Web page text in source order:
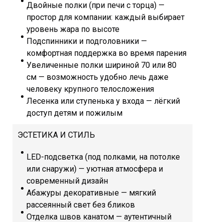
Двойные полки (при печи с торца) —
простор для компании: каждый выбирает
уровень жара по высоте
Подспинники и подголовники —
комфортная поддержка во время парения
Увеличенные полки шириной 70 или 80
см — возможность удобно лечь даже
человеку крупного телосложения
Лесенка или ступенька у входа — лёгкий
доступ детям и пожилым
ЭСТЕТИКА И СТИЛЬ
LED-подсветка (под полками, на потолке
или снаружи) — уютная атмосфера и
современный дизайн
Абажуры декоративные — мягкий
рассеянный свет без бликов
Отделка швов канатом — аутентичный